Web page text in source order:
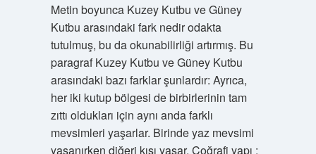
Metin boyunca Kuzey Kutbu ve Güney
Kutbu arasındaki fark nedir odakta
tutulmuş, bu da okunabilirliği artırmış. Bu
paragraf Kuzey Kutbu ve Güney Kutbu
arasındaki bazı farklar şunlardır: Ayrıca,
her iki kutup bölgesi de birbirlerinin tam
zıttı oldukları için aynı anda farklı
mevsimleri yaşarlar. Birinde yaz mevsimi
yaşanırken diğeri kışı yaşar. Coğrafi yapı :